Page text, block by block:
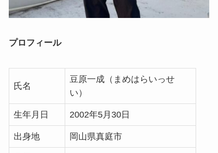
プロフィール
氏名
豆原一成（まめはらいっせ
い）
生年月日 2002年5月30日
出身地 岡山県真庭市